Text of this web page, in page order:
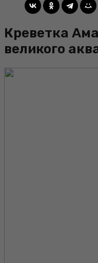
Креветка
великого